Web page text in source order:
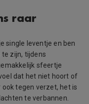
raar
single leventje en ben
zijn, tijdens
sfeertje
dat het niet hoort of
ook tegen verzet, het is
te verbannen.